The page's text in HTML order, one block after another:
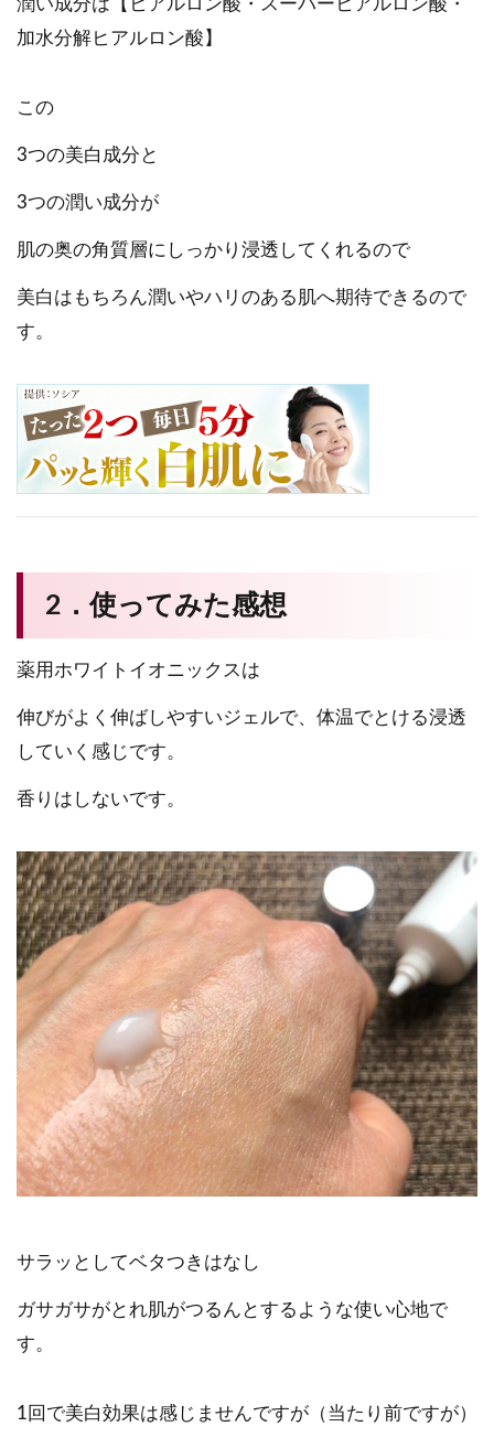
加水分解ヒアルロン酸】
この
3つの美白成分と
3つの潤い成分が
肌の奥の角質層にしっかり浸透してくれるので
美白はもちろん潤いやハリのある肌へ期待できるので
す。
2．使ってみた感想
薬用ホワイトイオニックスは
伸びがよく伸ばしやすいジェルで、体温でとける浸透
していく感じです。
香りはしないです。
サラッとしてベタつきはなし
ガサガサがとれ肌がつるんとするような使い心地で
す。
1回で美白効果は感じませんですが（当たり前ですが）